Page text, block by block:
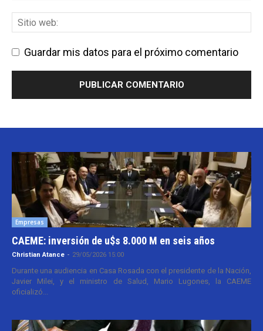
Guardar mis datos para el próximo comentario
Empresas
CAEME: inversión de u$s 8.000 M en seis años
Christian Atance - 29/05/2026 15:00
Durante una audiencia en Casa Rosada con el presidente de la Nación,
Javier Milei, y el ministro de Salud, Mario Lugones, la CAEME
oficializó...